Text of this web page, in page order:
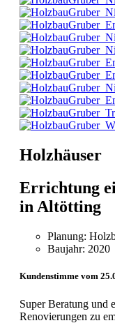
Holzhäuser
Errichtung
in Altötting
Planung:
Baujahr: 2020
Kundenstimme vom
Super Beratung und
Renovierungen zu